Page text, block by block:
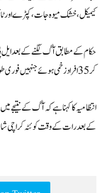
کیمیکل، خشک میوہ جات، کپڑے
حکام کے مطابق آگ لگنے کے بعد ایل
کر 35 افراد زخمی ہوئے جنہیں فوری طور پر اسپتال منتقل کرکے طبی امداد فراہم کی گئی۔
کے بعد رات کے وقت کوئٹہ کراچی